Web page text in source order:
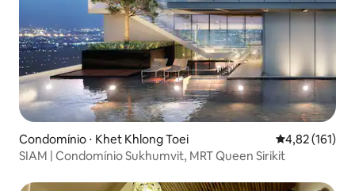
Condomínio ⋅ Khet Khlong Toei 4,82 de uma
4,82 (161)
SIAM | Condomínio Sukhumvit, MRT Queen Sirikit